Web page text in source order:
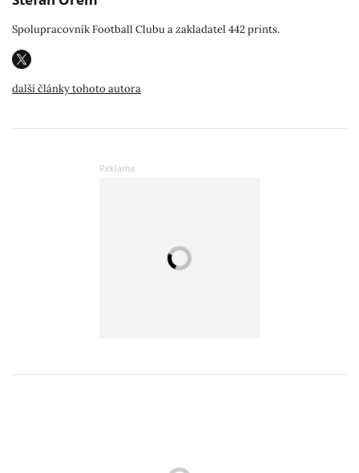
Spolupracovník Football Clubu a zakladatel 442 prints.
další články tohoto autora